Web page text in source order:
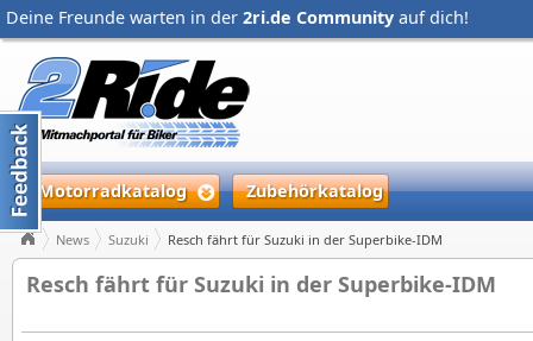
Deine Freunde warten in der 2ri.de Community auf dich!
Motorradkatalog Zubehörkatalog
News Suzuki Resch fährt für Suzuki in der Superbike-IDM
Resch fährt für Suzuki in der Superbike-IDM